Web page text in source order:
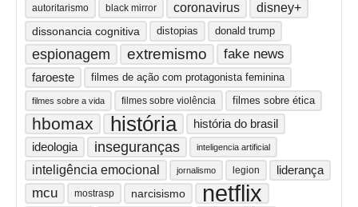
autoritarismo black mirror coronavirus disney+
dissonancia cognitiva distopias donald trump
espionagem extremismo fake news
faroeste filmes de ação com protagonista feminina
filmes sobre a vida filmes sobre violência filmes sobre ética
hbomax história história do brasil
ideologia inseguranças inteligencia artificial
inteligência emocional jornalismo legion liderança
mcu mostrasp narcisismo netflix